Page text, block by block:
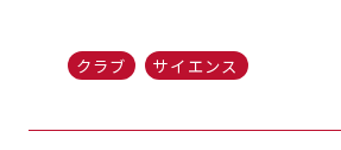
クラブ サイエンス